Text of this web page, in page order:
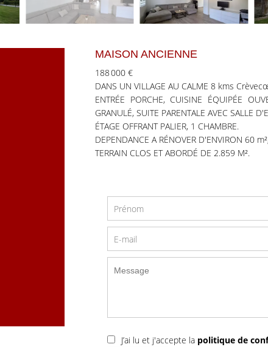
MAISON ANCIENNE
188 000 €
DANS UN VILLAGE AU CALME 8 kms
ENTRÉE PORCHE, CUISINE ÉQUIPÉE
GRANULÉ, SUITE PARENTALE AVEC SALLE
ÉTAGE OFFRANT PALIER, 1 CHAMBRE.
DEPENDANCE A RÉNOVER D'ENVIRON 60
TERRAIN CLOS ET ABORDÉ DE 2.859 M².
J’ai lu et j'accepte la politique de